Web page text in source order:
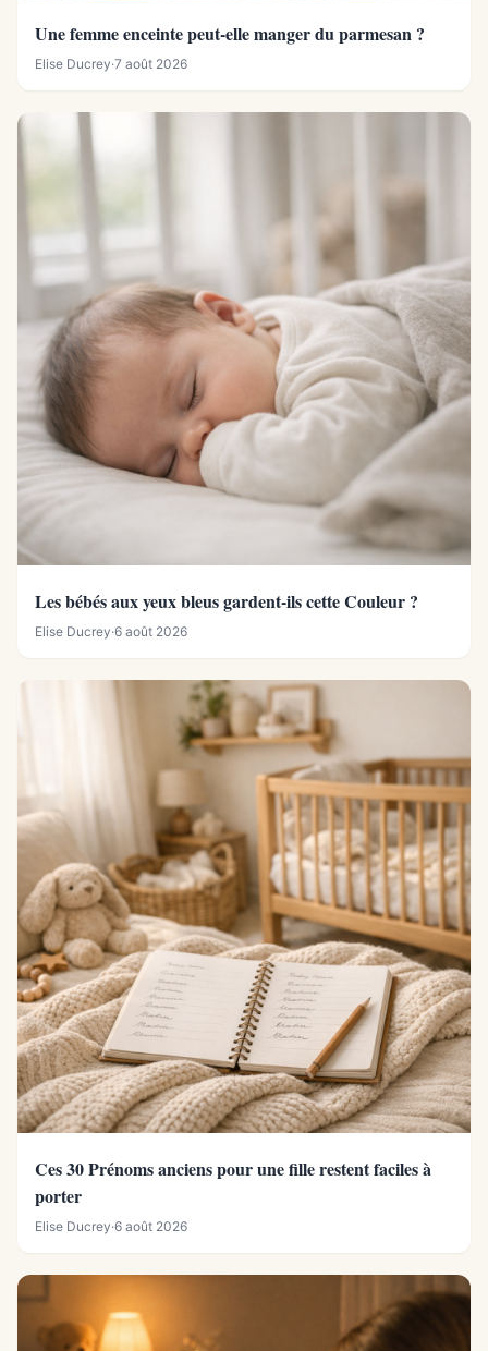
Une femme enceinte peut-elle manger du parmesan ?
Elise Ducrey·7 août 2026
Les bébés aux yeux bleus gardent-ils cette Couleur ?
Elise Ducrey·6 août 2026
Ces 30 Prénoms anciens pour une fille restent faciles à
porter
Elise Ducrey·6 août 2026